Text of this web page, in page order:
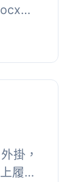
、
掛，
履